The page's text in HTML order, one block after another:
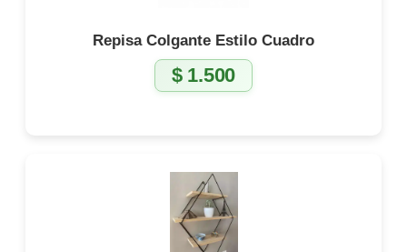
Repisa Colgante Estilo Cuadro
$1.500